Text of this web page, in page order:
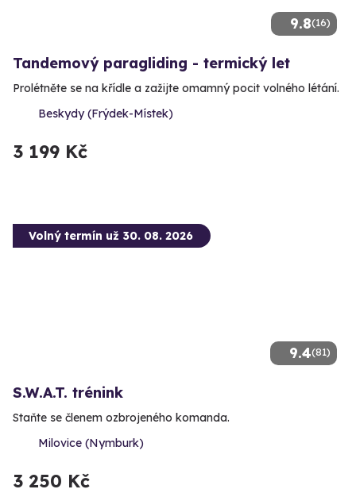
9.8(16)
Tandemový paragliding - termický let
Prolétněte se na křídle a zažijte omamný pocit volného létání.
Beskydy (Frýdek-Místek)
3 199 Kč
9.4(81)
Volný termín už 30. 08. 2026
S.W.A.T. trénink
Staňte se členem ozbrojeného komanda.
Milovice (Nymburk)
3 250 Kč